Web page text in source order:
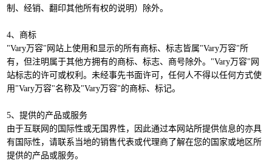
制、经销、翻印其他所有权的说明）除外。
4、商标
"Vary万容"网站上使用和显示的所有商标、标志皆属"Vary万容"所
有，但注明属于其他方拥有的商标、标志、商号除外。"Vary万容"网
站标志的许可或权利。未经事先书面许可，任何人不得以任何方式使
用"Vary万容"名称及"Vary万容"的商标、标记。
5、提供的产品或服务
由于互联网的国际性或无国界性，因此通过本网站所提供信息的亦具
有国际性，请联系当地的销售代表或代理商了解在您的国家或地区所
提供的产品或服务。